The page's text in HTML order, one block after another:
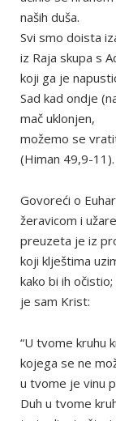
naših duša.
Svi smo doista
iz Raja skupa s
koji ga je
Sad kad ondje
mač uklonjen,
možemo se
(Himan 49,9-11).
Govoreći o
žeravicom i
preuzeta je iz
koji klještima
kako bi ih
je sam Krist:
“U tvome kruhu
kojega se ne
u tvome je vinu
Duh u tvome